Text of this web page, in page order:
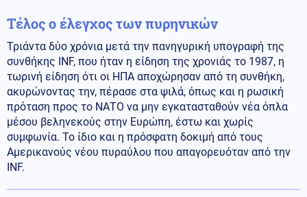
Tέλος o έλεγχος των πυρηνικών
Τριάντα δύο χρόνια μετά την πανηγυρική υπογραφή της
συνθήκης INF, που ήταν η είδηση της χρονιάς το 1987, η
τωρινή είδηση ότι οι ΗΠΑ αποχώρησαν από τη συνθήκη,
ακυρώνοντας την, πέρασε στα ψιλά, όπως και η ρωσική
πρόταση προς το ΝΑΤΟ να μην εγκατασταθούν νέα όπλα
μέσου βεληνεκούς στην Ευρώπη, έστω και χωρίς
συμφωνία. Το ίδιο και η πρόσφατη δοκιμή από τους
Αμερικανούς νέου πυραύλου που απαγορευόταν από την
INF.